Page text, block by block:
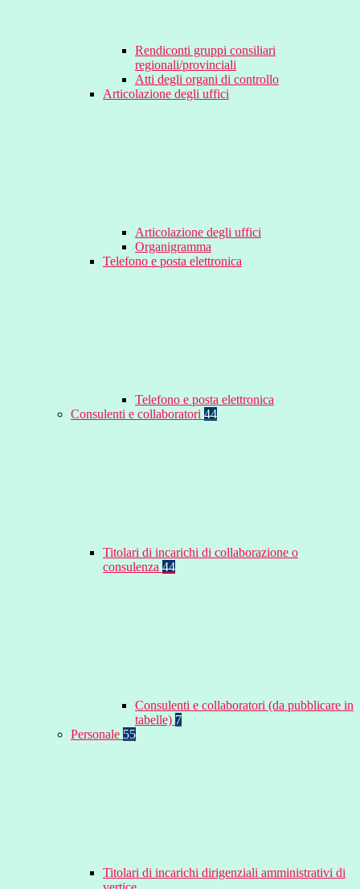
Rendiconti gruppi consiliari
regionali/provinciali
Atti degli organi di controllo
Articolazione degli uffici
Articolazione degli uffici
Organigramma
Telefono e posta elettronica
Telefono e posta elettronica
Consulenti e collaboratori 44
Titolari di incarichi di collaborazione o
consulenza 44
Consulenti e collaboratori (da pubblicare in
tabelle) 7
Personale 55
Titolari di incarichi dirigenziali amministrativi di